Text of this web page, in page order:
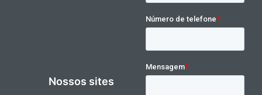
Nossos sites